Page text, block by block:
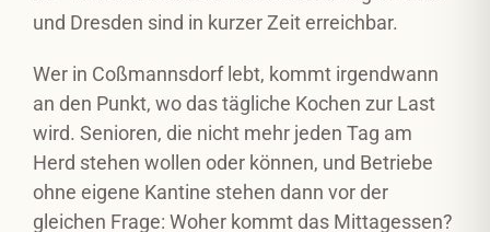
und Dresden sind in kurzer Zeit erreichbar.
Wer in Coßmannsdorf lebt, kommt irgendwann
an den Punkt, wo das tägliche Kochen zur Last
wird. Senioren, die nicht mehr jeden Tag am
Herd stehen wollen oder können, und Betriebe
ohne eigene Kantine stehen dann vor der
gleichen Frage: Woher kommt das Mittagessen?